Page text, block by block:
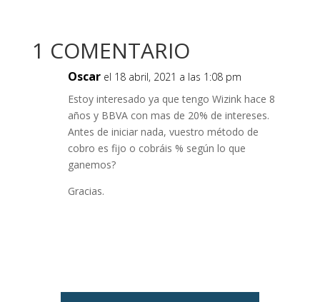
1 COMENTARIO
Oscar el 18 abril, 2021 a las 1:08 pm
Estoy interesado ya que tengo Wizink hace 8
años y BBVA con mas de 20% de intereses.
Antes de iniciar nada, vuestro método de
cobro es fijo o cobráis % según lo que
ganemos?
Gracias.